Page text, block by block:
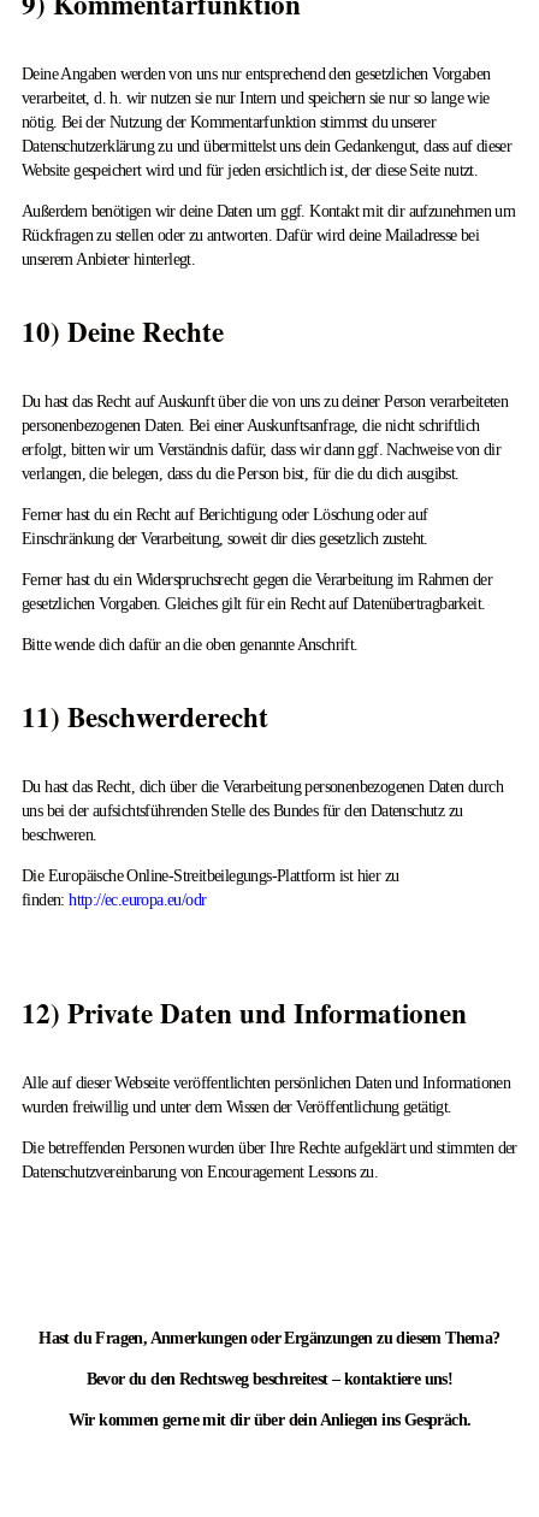
Deine Angaben werden von uns nur entsprechend den gesetzlichen Vorgaben
verarbeitet, d. h. wir nutzen sie nur Intern und speichern sie nur so lange wie
nötig. Bei der Nutzung der Kommentarfunktion stimmst du unserer
Datenschutzerklärung zu und übermittelst uns dein Gedankengut, dass auf dieser
Website gespeichert wird und für jeden ersichtlich ist, der diese Seite nutzt.
Außerdem benötigen wir deine Daten um ggf. Kontakt mit dir aufzunehmen um
Rückfragen zu stellen oder zu antworten. Dafür wird deine Mailadresse bei
unserem Anbieter hinterlegt.
10) Deine Rechte
Du hast das Recht auf Auskunft über die von uns zu deiner Person verarbeiteten
personenbezogenen Daten. Bei einer Auskunftsanfrage, die nicht schriftlich
erfolgt, bitten wir um Verständnis dafür, dass wir dann ggf. Nachweise von dir
verlangen, die belegen, dass du die Person bist, für die du dich ausgibst.
Ferner hast du ein Recht auf Berichtigung oder Löschung oder auf
Einschränkung der Verarbeitung, soweit dir dies gesetzlich zusteht.
Ferner hast du ein Widerspruchsrecht gegen die Verarbeitung im Rahmen der
gesetzlichen Vorgaben. Gleiches gilt für ein Recht auf Datenübertragbarkeit.
Bitte wende dich dafür an die oben genannte Anschrift.
11) Beschwerderecht
Du hast das Recht, dich über die Verarbeitung personenbezogenen Daten durch
uns bei der aufsichtsführenden Stelle des Bundes für den Datenschutz zu
beschweren.
Die Europäische Online-Streitbeilegungs-Plattform ist hier zu
finden:http://ec.europa.eu/odr
12) Private Daten und Informationen
Alle auf dieser Webseite veröffentlichten persönlichen Daten und Informationen
wurden freiwillig und unter dem Wissen der Veröffentlichung getätigt.
Die betreffenden Personen wurden über Ihre Rechte aufgeklärt und stimmten der
Datenschutzvereinbarung von Encouragement Lessons zu.
Hast du Fragen, Anmerkungen oder Ergänzungen zu diesem Thema?
Bevor du den Rechtsweg beschreitest – kontaktiere uns!
Wir kommen gerne mit dir über dein Anliegen ins Gespräch.